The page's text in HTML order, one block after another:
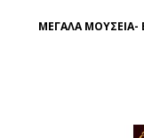
ΜΕΓΑΛΑ ΜΟΥΣΕΙΑ-